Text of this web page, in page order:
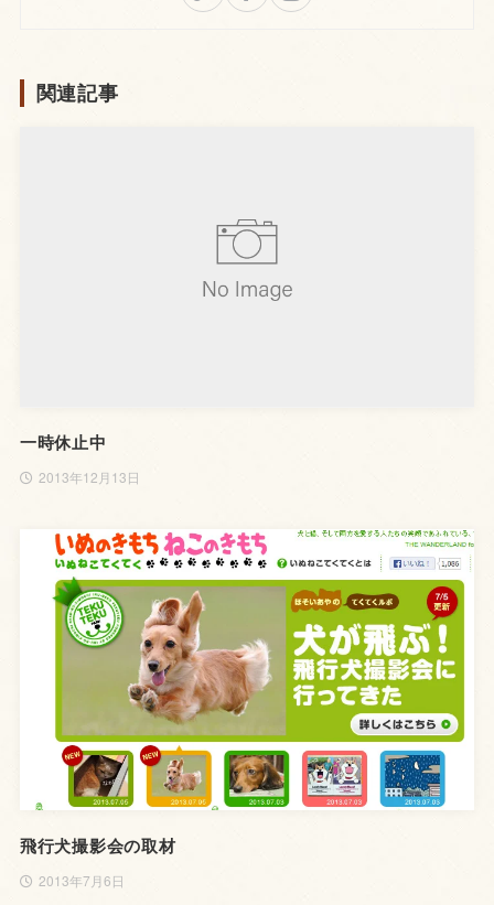
関連記事
一時休止中
2013年12月13日
飛行犬撮影会の取材
2013年7月6日